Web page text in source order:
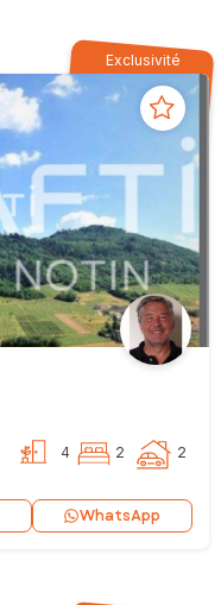
Exclusivité
4 2 2
WhatsApp